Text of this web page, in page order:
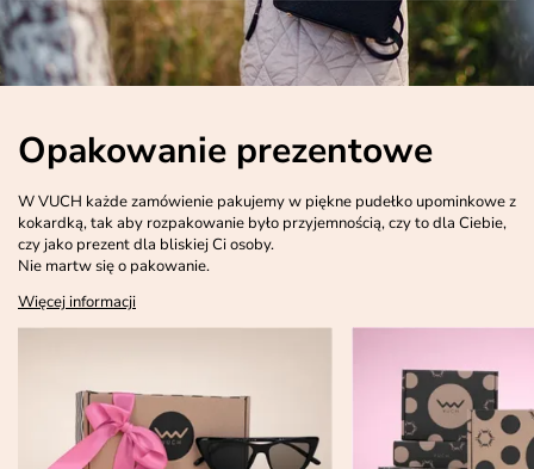
Opakowanie prezentowe
W VUCH każde zamówienie pakujemy w piękne pudełko upominkowe z
kokardką, tak aby rozpakowanie było przyjemnością, czy to dla Ciebie,
czy jako prezent dla bliskiej Ci osoby.
Nie martw się o pakowanie.
Więcej informacji